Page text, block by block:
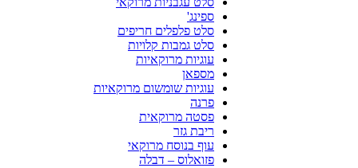
ספינג'
סלט פלפלים חריפים
סלט גמבות קלויות
עוגיות מרוקאיות
מספאן
עוגיות שומשום מרוקאיות
פרנה
פסטה מרוקאית
ריבת גזר
עוף בנוסח מרוקאי
פזואלוס – דבלה